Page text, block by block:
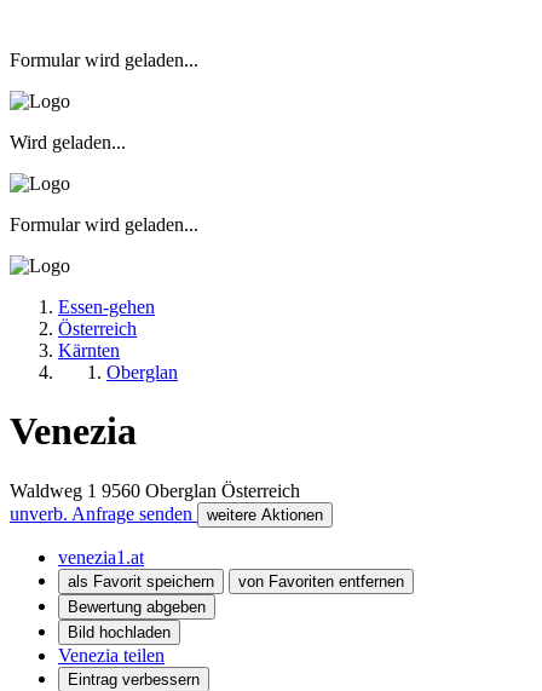
Formular wird geladen...
Wird geladen...
Formular wird geladen...
Essen-gehen
Österreich
Kärnten
Oberglan
Venezia
Waldweg 1 9560 Oberglan Österreich
unverb. Anfrage senden
weitere Aktionen
venezia1.at
als Favorit speichern
von Favoriten entfernen
Bewertung abgeben
Bild hochladen
Venezia teilen
Eintrag verbessern